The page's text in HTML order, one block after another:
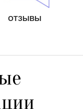
ОТЗЫВЫ